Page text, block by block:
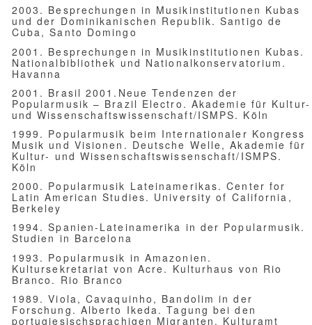
Mit diesem Anliegen wurde die Aufmerksamkeit auf
sozialgeschichtliche Prozesse gerichtet, die nicht nur
eine kontextgerechte Betrachtung von
Musikentwicklungen in bestimmten Sozialsphären,
Städten, Regionen und Ländern ermöglichen,
sondern auch die Untersuchung von Ausbreitungen
und Interaktionen in gesamt-lateinamerikanischen
Zusammenhängen.